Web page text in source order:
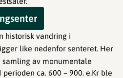
historisk vandring i
like nedenfor senteret. Her
av monumentale
ca. 600 – 900. e.Kr ble